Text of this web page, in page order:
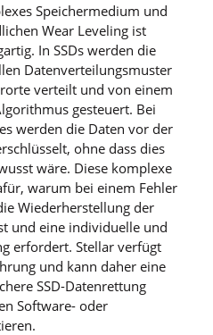
Speichermedium und
Wear Leveling ist
In SSDs werden die
Datenverteilungsmuster
verteilt und von einem
gesteuert. Bei
werden die Daten vor der
ohne dass dies
wäre. Diese komplexe
warum bei einem Fehler
Wiederherstellung der
und eine individuelle und
erfordert. Stellar verfügt
und kann daher eine
SSD-Datenrettung
Software- oder